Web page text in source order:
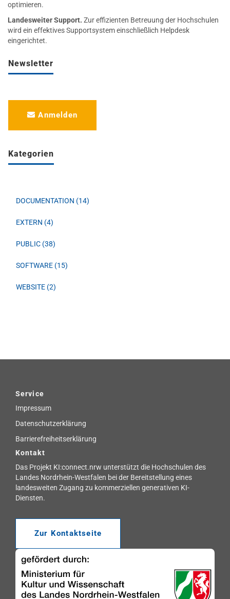
optimieren.
Landesweiter Support. Zur effizienten Betreuung der Hochschulen
wird ein effektives Supportsystem einschließlich Helpdesk
eingerichtet.
Newsletter
Anmelden
Kategorien
DOCUMENTATION (14)
EXTERN (4)
PUBLIC (38)
SOFTWARE (15)
WEBSITE (2)
Service
Impressum
Datenschutzerklärung
Barrierefreiheitserklärung
Kontakt
Das Projekt KI:connect.nrw unterstützt die Hochschulen des
Landes Nordrhein-Westfalen bei der Bereitstellung eines
landesweiten Zugang zu kommerziellen generativen KI-
Diensten.
Zur Kontaktseite